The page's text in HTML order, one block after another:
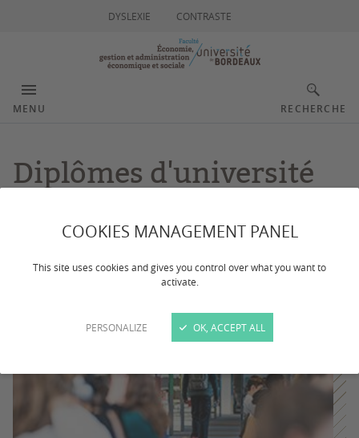
COOKIES MANAGEMENT PANEL
This site uses cookies and gives you control over what you want to
activate.
PERSONALIZE OK, ACCEPT ALL
DYSLEXIE CONTRASTE
MENU RECHERCHE
Diplômes d'université
Dernière mise à jour : le 07/05/2026
La faculté d'économie, gestion et AES propose